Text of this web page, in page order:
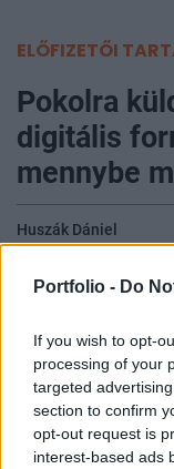
Portfolio - Do
If you wish to opt-
processing of your
targeted
section to confirm
opt-out request is
interest-based ads
ELŐFIZETŐI
Pokolra
digitális
mennybe
Huszák Dániel
koronavírus-
piaccal mozgó
melyek a
visszaesése
esnek el.